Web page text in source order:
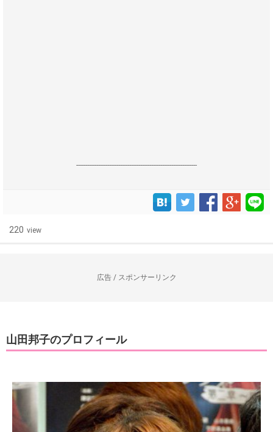
------------------------------------------------------------------
220 view
広告 / スポンサーリンク
山田邦子のプロフィール